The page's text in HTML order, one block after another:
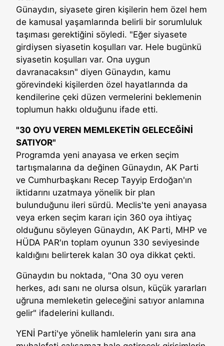
Günaydın, siyasete giren kişilerin hem özel hem
de kamusal yaşamlarında belirli bir sorumluluk
taşıması gerektiğini söyledi. "Eğer siyasete
girdiysen siyasetin koşulları var. Hele bugünkü
siyasetin koşulları var. Ona uygun
davranacaksın" diyen Günaydın, kamu
görevindeki kişilerden özel hayatlarında da
kendilerine çeki düzen vermelerini beklemenin
toplumun hakkı olduğunu ifade etti.
"30 OYU VEREN MEMLEKETİN GELECEĞİNİ
SATIYOR"
Programda yeni anayasa ve erken seçim
tartışmalarına da değinen Günaydın, AK Parti
ve Cumhurbaşkanı Recep Tayyip Erdoğan'ın
iktidarını uzatmaya yönelik bir plan
bulunduğunu ileri sürdü. Meclis'te yeni anayasa
veya erken seçim kararı için 360 oya ihtiyaç
olduğunu söyleyen Günaydın, AK Parti, MHP ve
HÜDA PAR'ın toplam oyunun 330 seviyesinde
kaldığını belirterek kalan 30 oya dikkat çekti.
Günaydın bu noktada, "Ona 30 oyu veren
herkes, adı sanı ne olursa olsun, küçük yararları
uğruna memleketin geleceğini satıyor anlamına
gelir" ifadelerini kullandı.
YENİ Parti'ye yönelik hamlelerin yanı sıra ana